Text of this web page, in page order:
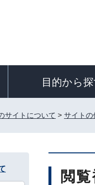
目的から
サイトについて > サイトの
閲